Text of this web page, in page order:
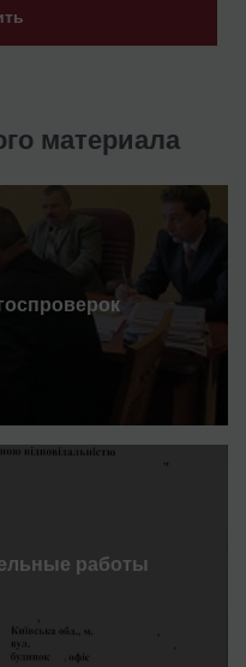
материала
работы